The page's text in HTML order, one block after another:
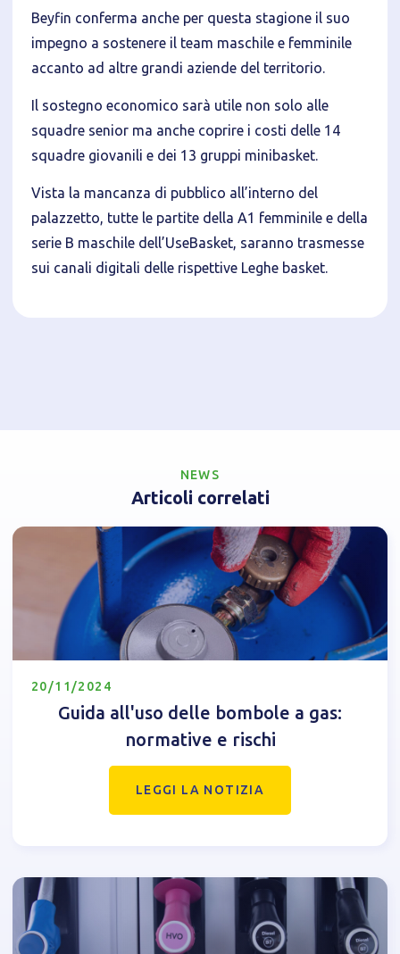
Beyfin conferma anche per questa stagione il suo
impegno a sostenere il team maschile e femminile
accanto ad altre grandi aziende del territorio.
Il sostegno economico sarà utile non solo alle
squadre senior ma anche coprire i costi delle 14
squadre giovanili e dei 13 gruppi minibasket.
Vista la mancanza di pubblico all’interno del
palazzetto, tutte le partite della A1 femminile e della
serie B maschile dell’UseBasket, saranno trasmesse
sui canali digitali delle rispettive Leghe basket.
NEWS
Articoli correlati
20/11/2024
Guida all'uso delle bombole a gas:
normative e rischi
LEGGI LA NOTIZIA